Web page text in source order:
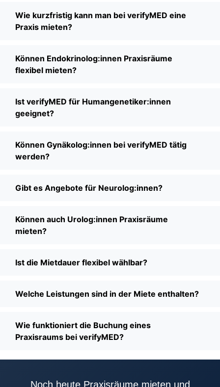
Wie kurzfristig kann man bei verifyMED eine
Praxis mieten?
Können Endokrinolog:innen Praxisräume
flexibel mieten?
Ist verifyMED für Humangenetiker:innen
geeignet?
Können Gynäkolog:innen bei verifyMED tätig
werden?
Gibt es Angebote für Neurolog:innen?
Können auch Urolog:innen Praxisräume
mieten?
Ist die Mietdauer flexibel wählbar?
Welche Leistungen sind in der Miete enthalten?
Wie funktioniert die Buchung eines
Praxisraums bei verifyMED?
Noch heute Praxisräume mieten und